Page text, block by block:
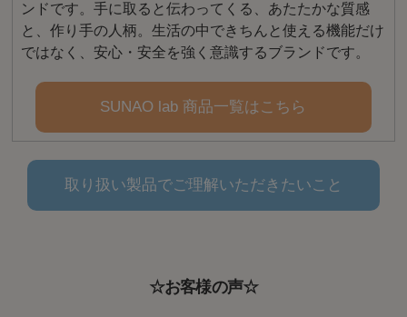
ンドです。手に取ると伝わってくる、あたたかな質感
と、作り手の人柄。生活の中できちんと使える機能だけ
ではなく、安心・安全を強く意識するブランドです。
SUNAO lab 商品一覧はこちら
取り扱い製品でご理解いただきたいこと
☆お客様の声☆